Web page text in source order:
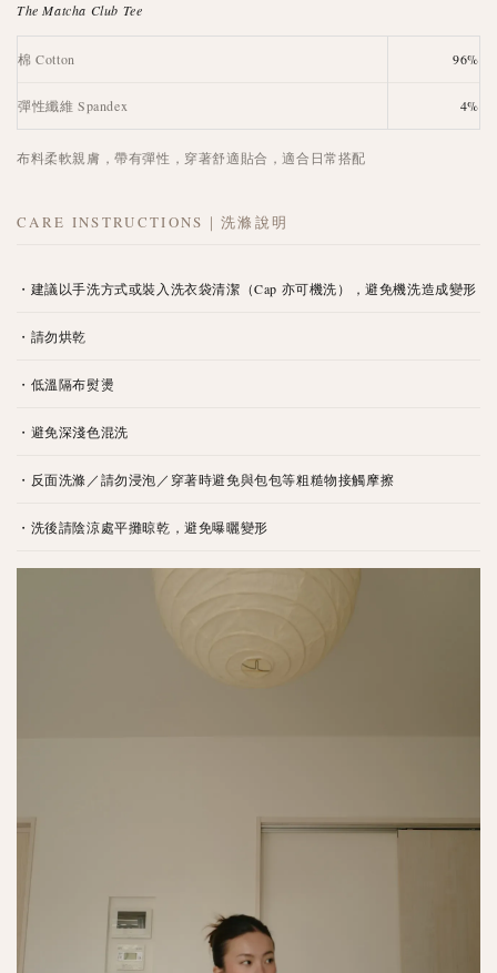
The Matcha Club Tee
棉 Cotton 96%
彈性纖維 Spandex 4%
布料柔軟親膚，帶有彈性，穿著舒適貼合，適合日常搭配
CARE INSTRUCTIONS｜洗滌說明
・建議以手洗方式或裝入洗衣袋清潔（Cap 亦可機洗），避免機洗造成變形
・請勿烘乾
・低溫隔布熨燙
・避免深淺色混洗
・反面洗滌／請勿浸泡／穿著時避免與包包等粗糙物接觸摩擦
・洗後請陰涼處平攤晾乾，避免曝曬變形